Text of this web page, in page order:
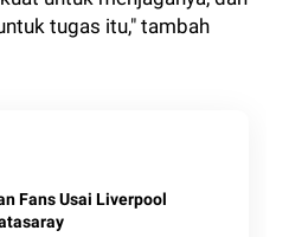
tugas itu," tambah
Fans Usai Liverpool